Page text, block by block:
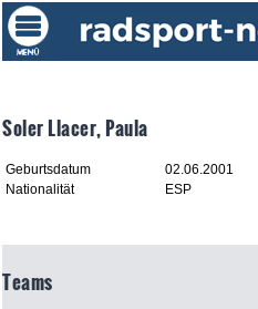
Soler Llacer, Paula
Geburtsdatum
02.06.2001
Nationalität
ESP
Teams